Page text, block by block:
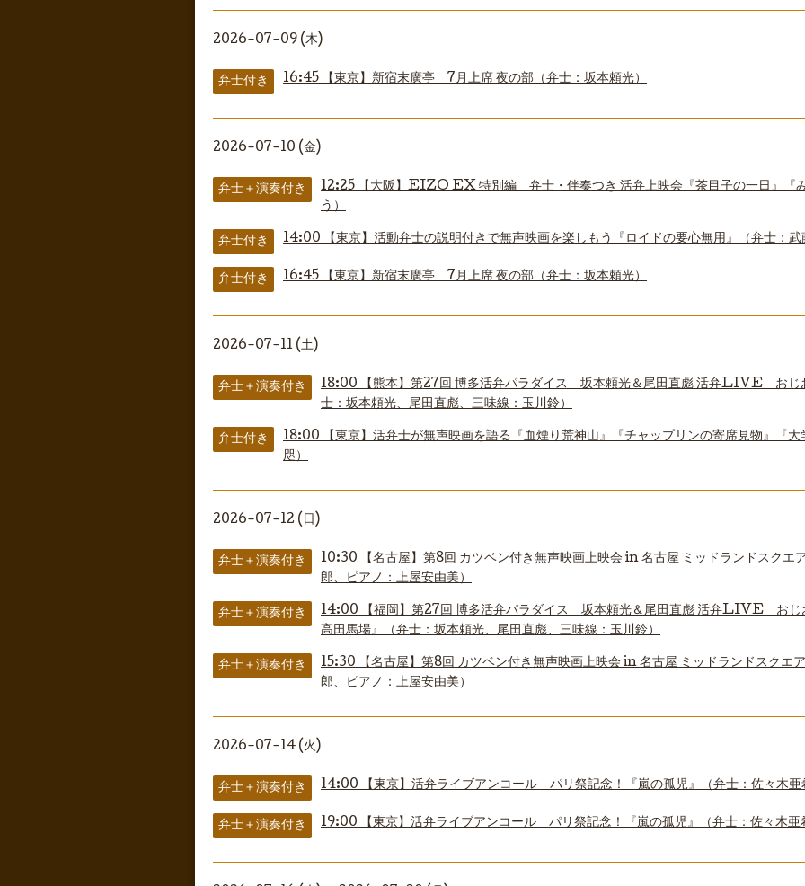
2026-07-09 (木)
弁士付き 16:45 【東京】新宿末廣亭 7月上席 夜の部（弁士：坂本頼光）
2026-07-10 (金)
弁士＋演奏付き 12:25
【大阪】EIZO EX 特別編 弁士・伴奏つき 活弁上映会『茶目子の一日』『
う）
弁士付き 14:00 【東京】活動弁士の説明付きで無声映画を楽しもう『ロイドの要心無用』（弁士：
弁士付き 16:45 【東京】新宿末廣亭 7月上席 夜の部（弁士：坂本頼光）
2026-07-11 (土)
弁士＋演奏付き 18:00
【熊本】第27回 博多活弁パラダイス 坂本頼光＆尾田直彪 活弁LIVE おじ
士：坂本頼光、尾田直彪、三味線：玉川鈴）
弁士付き 18:00
【東京】活弁士が無声映画を語る『血煙り荒神山』『チャップリンの寄席見物』『
咫）
2026-07-12 (日)
弁士＋演奏付き 10:30
【名古屋】第8回 カツベン付き無声映画上映会 in 名古屋 ミッドランドスク
郎、ピアノ：上屋安由美）
弁士＋演奏付き 14:00
【福岡】第27回 博多活弁パラダイス 坂本頼光＆尾田直彪 活弁LIVE お
高田馬場』（弁士：坂本頼光、尾田直彪、三味線：玉川鈴）
弁士＋演奏付き 15:30
【名古屋】第8回 カツベン付き無声映画上映会 in 名古屋 ミッドランドスク
郎、ピアノ：上屋安由美）
2026-07-14 (火)
弁士＋演奏付き 14:00 【東京】活弁ライブアンコール パリ祭記念！『嵐の孤児』（弁士：佐々木
弁士＋演奏付き 19:00 【東京】活弁ライブアンコール パリ祭記念！『嵐の孤児』（弁士：佐々木